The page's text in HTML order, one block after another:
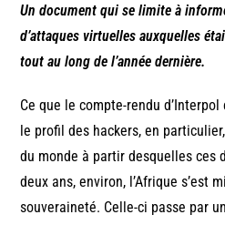
Un document qui se limite à
d’attaques virtuelles auxquelles
tout au long de l’année dernière.
Ce que le compte-rendu
le profil des hackers, en
du monde à partir desquelles ces
deux ans, environ, l’Afrique s’est
souveraineté. Celle-ci passe par